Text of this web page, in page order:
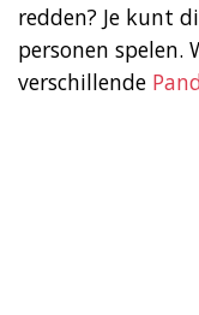
redden? Je kunt
personen spelen.
verschillende